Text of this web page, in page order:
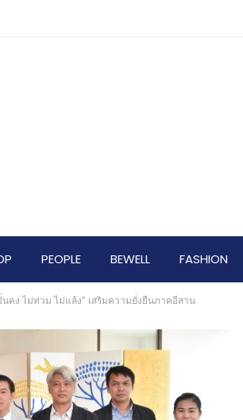
PEOPLE BEWELL FASHION
ง ไม่ท่วม ไม่แล้ง” เสริมความยั่งยืนภาคอีสาน